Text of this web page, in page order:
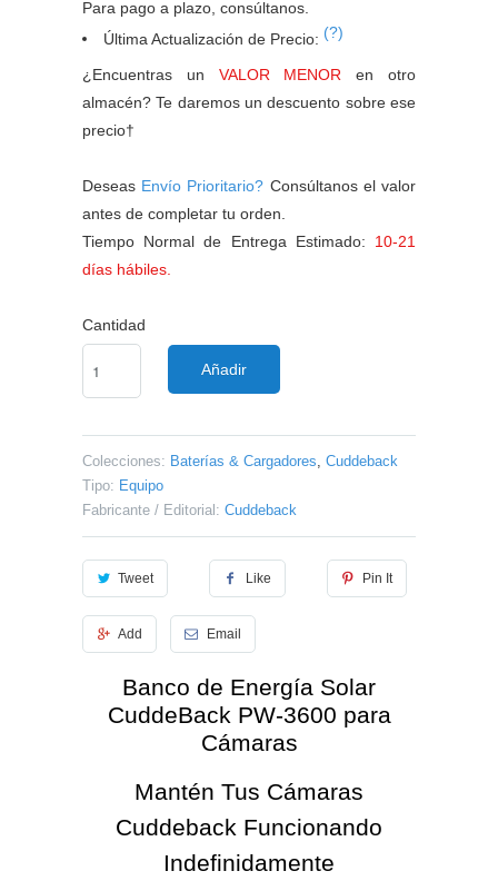
Para pago a plazo, consúltanos.
Última Actualización de Precio: (?)
¿Encuentras un VALOR MENORen otro
almacén? Te daremos un descuento sobre ese
precio†
Deseas Envío Prioritario? Consúltanos el valor
antes de completar tu orden.
Tiempo Normal de Entrega Estimado: 10-21
días hábiles.
Cantidad
Añadir
Colecciones: Baterías & Cargadores, Cuddeback
Tipo: Equipo
Fabricante / Editorial: Cuddeback
Tweet Like Pin It
Add Email
Banco de Energía Solar
CuddeBack PW-3600 para
Cámaras
Mantén Tus Cámaras
Cuddeback Funcionando
Indefinidamente